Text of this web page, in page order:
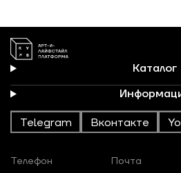
Каталог
Telegram Вконтакте
Телефон Почта